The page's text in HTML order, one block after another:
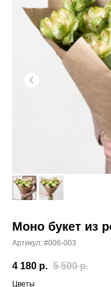
Моно букет из
Артикул: #006-003
4 180 р. 5 500 р.
Цветы